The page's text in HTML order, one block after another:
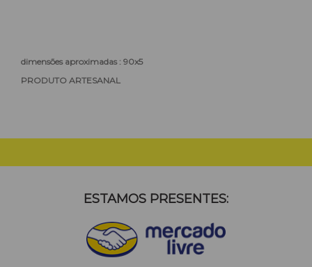
dimensões aproximadas : 90x5
PRODUTO ARTESANAL
ESTAMOS PRESENTES: